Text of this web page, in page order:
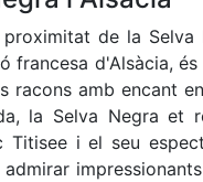
de la Selva
francesa d'Alsàcia,
racons amb encant
la Selva Negra et
Titisee i el seu